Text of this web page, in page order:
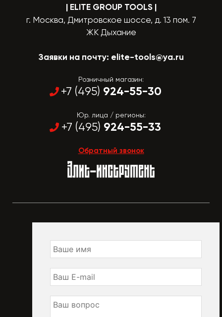
| ELITE GROUP TOOLS |
г. Москва, Дмитровское шоссе, д. 13 пом. 7
ЖК Дыхание
Заявки на почту: elite-tools@ya.ru
Розничный магазин:
+7 (495) 924-55-30
Юр. лица / регионы:
+7 (495) 924-55-33
Обратный звонок